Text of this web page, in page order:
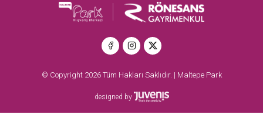
© Copyright 2026 Tüm Hakları Saklıdır. | Maltepe Park
designed by